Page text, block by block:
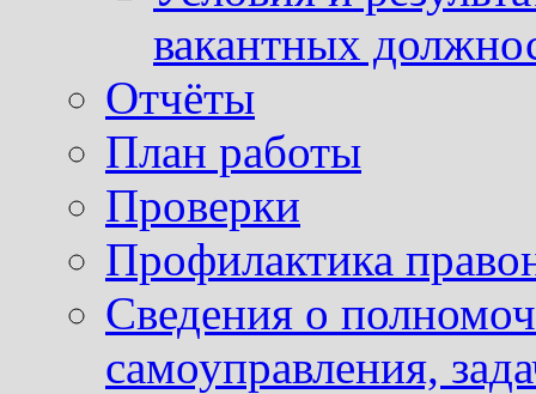
вакантных
Отчёты
План работы
Проверки
Профилактика
Сведения о
самоуправления,